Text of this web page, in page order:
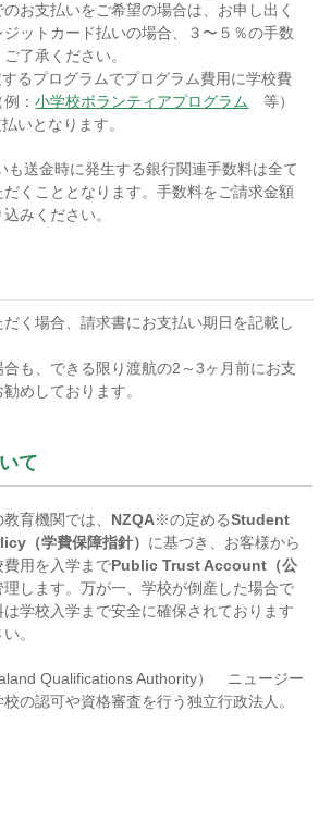
お支払いをご希望の場合は、お申し出く
ットカード払いの場合、３〜５％の手数
了承ください。
るプログラムでプログラム費用に学校費
例：小学校ボランティアプログラム
等）
いとなります。
送金時に発生する銀行関連手数料は全て
くこととなります。手数料をご請求金額
みください。
く場合、請求書にお支払い期日を記載し
も、できる限り渡航の2～3ヶ月前にお支
勧めしております。
いて
育機関では、 NZQA※の定めるStudent
（学費保障指針） に基づき、お客様から
用を入学までPublic Trust Account（公
理します。万が一、学校が倒産した場合で
学校入学まで安全に確保されております
。
Qualifications Authority） ニュージー
の認可や資格審査を行う独立行政法人。